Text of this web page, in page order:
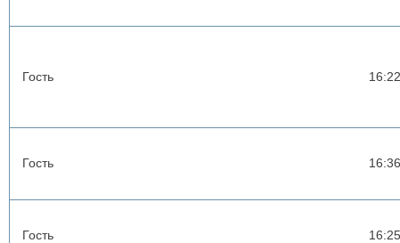
Гость 16:22
Гость 16:36
Гость 16:25